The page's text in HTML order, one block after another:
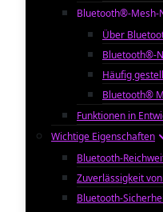
Bluetooth®-Mesh-
Über
Bluetooth®-
Häufig
Bluetooth®
Funktionen in
Wichtige Eigenschaften
Bluetooth-
Zuverlässigkeit
Bluetooth-